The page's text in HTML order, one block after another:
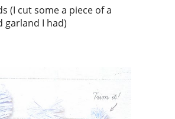
(I cut some a piece of a
garland I had)